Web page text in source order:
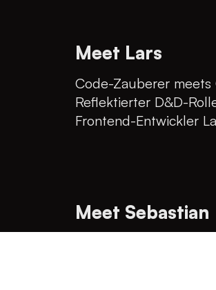
Meet Lars
Code-Zauberer meets
Reflektierter D&D-
Frontend-Entwickler
Meet Sebastian